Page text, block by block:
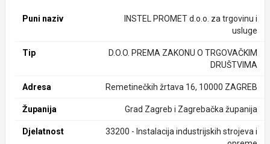
Puni naziv
INSTEL PROMET d.o.o. za trgovinu i
usluge
Tip
D.O.O. PREMA ZAKONU O TRGOVAČKIM
DRUŠTVIMA
Adresa Remetinečkih žrtava 16, 10000 ZAGREB
Županija Grad Zagreb i Zagrebačka županija
Djelatnost
33200 - Instalacija industrijskih strojeva i